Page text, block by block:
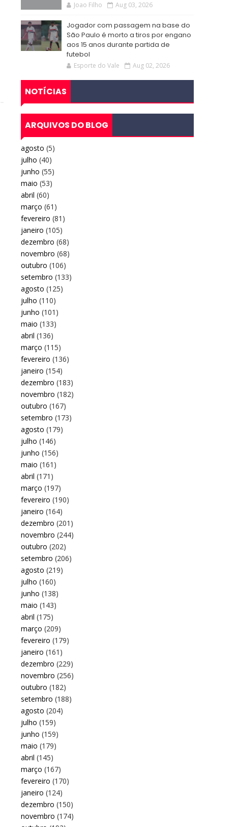
Joao Filho Aug 03, 2026
Jogador com passagem na base do
São Paulo é morto a tiros por engano
aos 15 anos durante partida de
futebol
Esporte do Vale Aug 02, 2026
NOTÍCIAS
ARQUIVOS DO BLOG
agosto (5)
julho (40)
junho (55)
maio (53)
abril (60)
março (61)
fevereiro (81)
janeiro (105)
dezembro (68)
novembro (68)
outubro (106)
setembro (133)
agosto (125)
julho (110)
junho (101)
maio (133)
abril (136)
março (115)
fevereiro (136)
janeiro (154)
dezembro (183)
novembro (182)
outubro (167)
setembro (173)
agosto (179)
julho (146)
junho (156)
maio (161)
abril (171)
março (197)
fevereiro (190)
janeiro (164)
dezembro (201)
novembro (244)
outubro (202)
setembro (206)
agosto (219)
julho (160)
junho (138)
maio (143)
abril (175)
março (209)
fevereiro (179)
janeiro (161)
dezembro (229)
novembro (256)
outubro (182)
setembro (188)
agosto (204)
julho (159)
junho (159)
maio (179)
abril (145)
março (167)
fevereiro (170)
janeiro (124)
dezembro (150)
novembro (174)